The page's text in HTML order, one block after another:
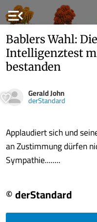
menu_open
Bablers Wahl:
Intelligenztest
bestanden
Gerald John
derStandard
Applaudiert sich und
an Zustimmung dürfen
Sympathie........
© derStandard